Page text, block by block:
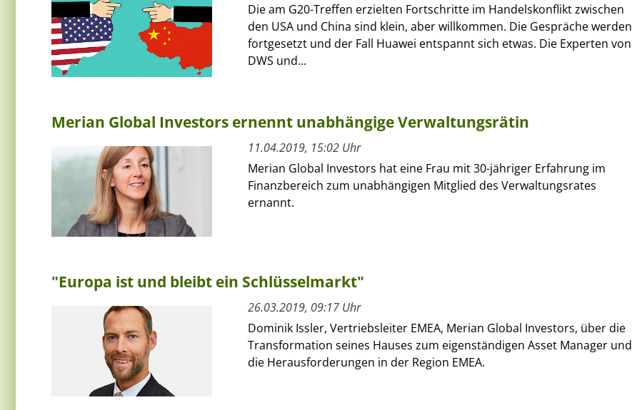
Die am G20-Treffen erzielten Fortschritte im Handelskonflikt zwischen
den USA und China sind klein, aber willkommen. Die Gespräche werden
fortgesetzt und der Fall Huawei entspannt sich etwas. Die Experten von
DWS und...
Merian Global Investors ernennt unabhängige Verwaltungsrätin
11.04.2019, 15:02 Uhr
Merian Global Investors hat eine Frau mit 30-jähriger Erfahrung im
Finanzbereich zum unabhängigen Mitglied des Verwaltungsrates
ernannt.
"Europa ist und bleibt ein Schlüsselmarkt"
26.03.2019, 09:17 Uhr
Dominik Issler, Vertriebsleiter EMEA, Merian Global Investors, über die
Transformation seines Hauses zum eigenständigen Asset Manager und
die Herausforderungen in der Region EMEA.